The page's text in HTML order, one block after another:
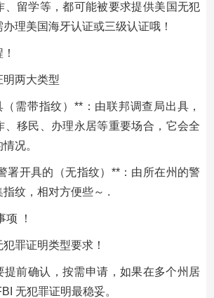
、留学等，都可能被要求提供美国无犯
理美国海牙认证或三级认证哦！
明两大类型
需带指纹）**：由联邦调查局出具，
、移民、办理永居等重要场合，它会全
况。
署开具的（无指纹）**：由所在州的警
纹，相对方便些～ .
项 ！
罪证明类型要求！
提前确认，按需申请，如果在多个州居
无犯罪证明最稳妥。